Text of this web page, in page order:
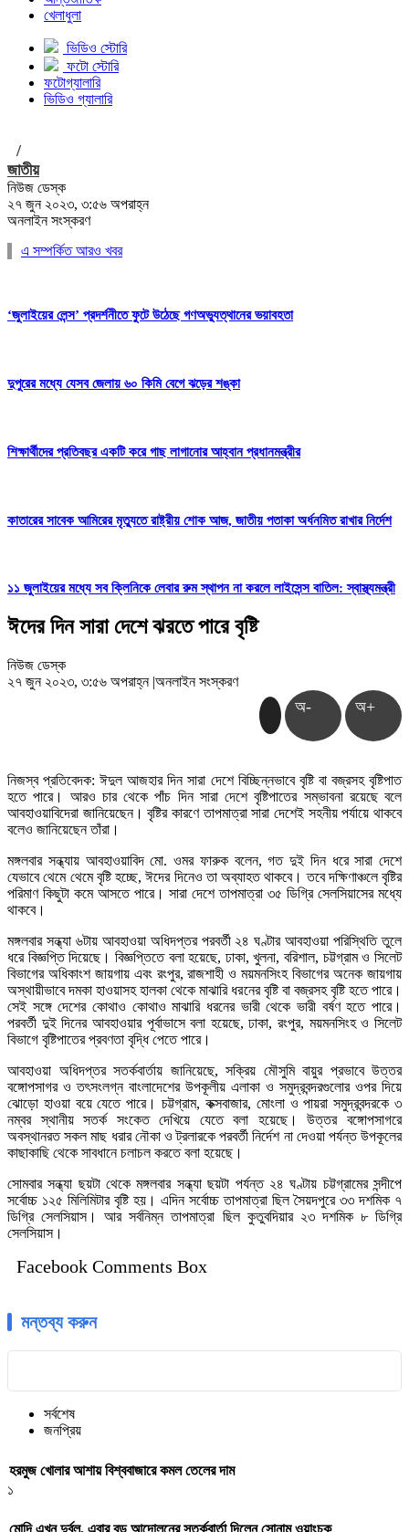
খেলাধুলা
ভিডিও স্টোরি
ফটো স্টোরি
ফটোগ্যালারি
ভিডিও গ্যালারি
/
জাতীয়
নিউজ ডেস্ক
২৭ জুন ২০২৩, ৩:৫৬ অপরাহ্ন
অনলাইন সংস্করণ
এ সম্পর্কিত আরও খবর
‘জুলাইয়ের লেন্স’ প্রদর্শনীতে ফুটে উঠেছে গণঅভ্যুত্থানের ভয়াবহতা
দুপুরের মধ্যে যেসব জেলায় ৬০ কিমি বেগে ঝড়ের শঙ্কা
শিক্ষার্থীদের প্রতিবছর একটি করে গাছ লাগানোর আহ্বান প্রধানমন্ত্রীর
কাতারের সাবেক আমিরের মৃত্যুতে রাষ্ট্রীয় শোক আজ, জাতীয় পতাকা অর্ধনমিত রাখার নির্দেশ
১১ জুলাইয়ের মধ্যে সব ক্লিনিকে লেবার রুম স্থাপন না করলে লাইসেন্স বাতিল: স্বাস্থ্যমন্ত্রী
ঈদের দিন সারা দেশে ঝরতে পারে বৃষ্টি
নিউজ ডেস্ক
২৭ জুন ২০২৩, ৩:৫৬ অপরাহ্ন |অনলাইন সংস্করণ
অ- অ+
নিজস্ব প্রতিবেদক: ঈদুল আজহার দিন সারা দেশে বিচ্ছিন্নভাবে বৃষ্টি বা বজ্রসহ বৃষ্টিপাত
হতে পারে। আরও চার থেকে পাঁচ দিন সারা দেশে বৃষ্টিপাতের সম্ভাবনা রয়েছে বলে
আবহাওয়াবিদেরা জানিয়েছেন। বৃষ্টির কারণে তাপমাত্রা সারা দেশেই সহনীয় পর্যায়ে থাকবে
বলেও জানিয়েছেন তাঁরা।
মঙ্গলবার সন্ধ্যায় আবহাওয়াবিদ মো. ওমর ফারুক বলেন, গত দুই দিন ধরে সারা দেশে
যেভাবে থেমে থেমে বৃষ্টি হচ্ছে, ঈদের দিনেও তা অব্যাহত থাকবে। তবে দক্ষিণাঞ্চলে বৃষ্টির
পরিমাণ কিছুটা কমে আসতে পারে। সারা দেশে তাপমাত্রা ৩৫ ডিগ্রি সেলসিয়াসের মধ্যে
থাকবে।
মঙ্গলবার সন্ধ্যা ৬টায় আবহাওয়া অধিদপ্তর পরবর্তী ২৪ ঘণ্টার আবহাওয়া পরিস্থিতি তুলে
ধরে বিজ্ঞপ্তি দিয়েছে। বিজ্ঞপ্তিতে বলা হয়েছে, ঢাকা, খুলনা, বরিশাল, চট্টগ্রাম ও সিলেট
বিভাগের অধিকাংশ জায়গায় এবং রংপুর, রাজশাহী ও ময়মনসিংহ বিভাগের অনেক জায়গায়
অস্থায়ীভাবে দমকা হাওয়াসহ হালকা থেকে মাঝারি ধরনের বৃষ্টি বা বজ্রসহ বৃষ্টি হতে পারে।
সেই সঙ্গে দেশের কোথাও কোথাও মাঝারি ধরনের ভারী থেকে ভারী বর্ষণ হতে পারে।
পরবর্তী দুই দিনের আবহাওয়ার পূর্বাভাসে বলা হয়েছে, ঢাকা, রংপুর, ময়মনসিংহ ও সিলেট
বিভাগে বৃষ্টিপাতের প্রবণতা বৃদ্ধি পেতে পারে।
আবহাওয়া অধিদপ্তর সতর্কবার্তায় জানিয়েছে, সক্রিয় মৌসুমি বায়ুর প্রভাবে উত্তর
বঙ্গোপসাগর ও তৎসংলগ্ন বাংলাদেশের উপকূলীয় এলাকা ও সমুদ্রবন্দরগুলোর ওপর দিয়ে
ঝোড়ো হাওয়া বয়ে যেতে পারে। চট্টগ্রাম, কক্সবাজার, মোংলা ও পায়রা সমুদ্রবন্দরকে ৩
নম্বর স্থানীয় সতর্ক সংকেত দেখিয়ে যেতে বলা হয়েছে। উত্তর বঙ্গোপসাগরে
অবস্থানরত সকল মাছ ধরার নৌকা ও ট্রলারকে পরবর্তী নির্দেশ না দেওয়া পর্যন্ত উপকূলের
কাছাকাছি থেকে সাবধানে চলাচল করতে বলা হয়েছে।
সোমবার সন্ধ্যা ছয়টা থেকে মঙ্গলবার সন্ধ্যা ছয়টা পর্যন্ত ২৪ ঘণ্টায় চট্টগ্রামের সন্দীপে
সর্বোচ্চ ১২৫ মিলিমিটার বৃষ্টি হয়। এদিন সর্বোচ্চ তাপমাত্রা ছিল সৈয়দপুরে ৩৩ দশমিক ৭
ডিগ্রি সেলসিয়াস। আর সর্বনিম্ন তাপমাত্রা ছিল কুতুবদিয়ার ২৩ দশমিক ৮ ডিগ্রি
সেলসিয়াস।
Facebook Comments Box
মন্তব্য করুন
সর্বশেষ
জনপ্রিয়
হরমুজ খোলার আশায় বিশ্ববাজারে কমল তেলের দাম
১
মোদি এখন দুর্বল, এবার বড় আন্দোলনের সতর্কবার্তা দিলেন সোনাম ওয়াংচুক